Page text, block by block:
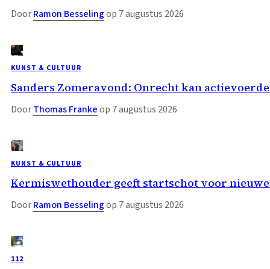
DoorRamon Besselingop 7 augustus 2026
KUNST & CULTUUR
Sanders Zomeravond: Onrecht kan
DoorThomas Frankeop 7 augustus 2026
KUNST & CULTUUR
Kermiswethouder geeft startschot voor
DoorRamon Besselingop 7 augustus 2026
112